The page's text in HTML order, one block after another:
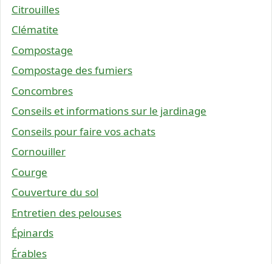
Citrouilles
Clématite
Compostage
Compostage des fumiers
Concombres
Conseils et informations sur le jardinage
Conseils pour faire vos achats
Cornouiller
Courge
Couverture du sol
Entretien des pelouses
Épinards
Érables